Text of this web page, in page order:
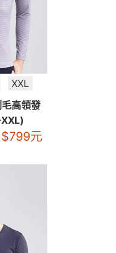
XXL
高領發
$799元